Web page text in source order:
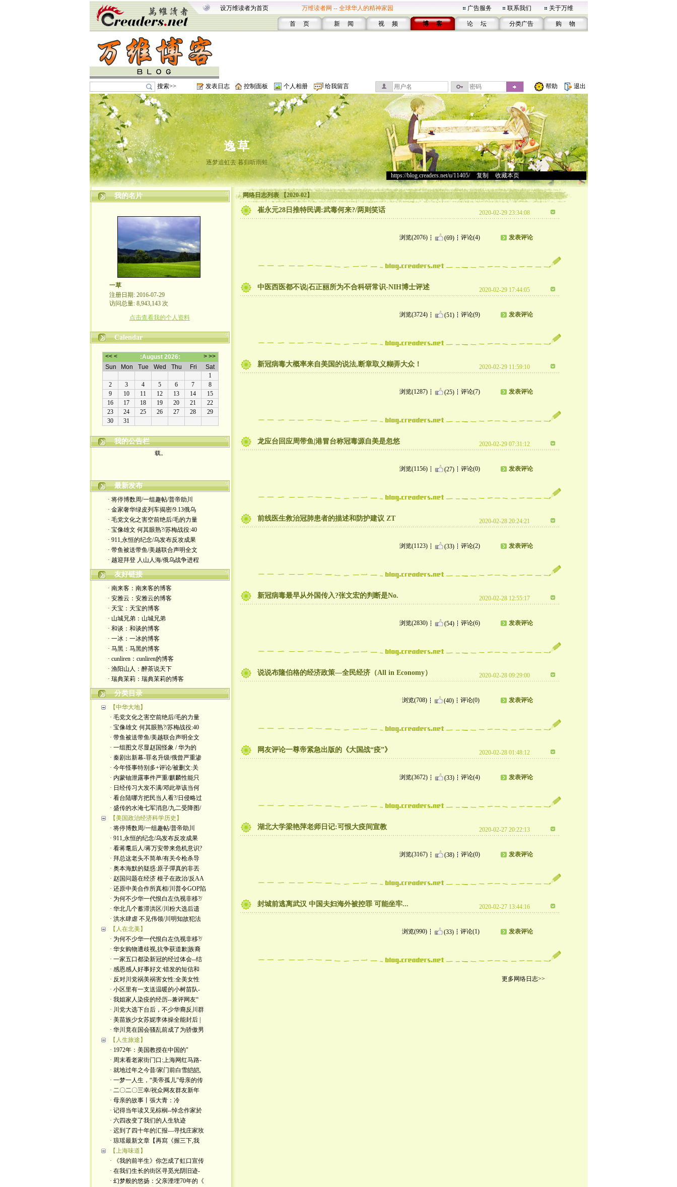
设万维读者为首页 万维读者网 -- 全球华人的精神家园 广告服务 联系我们 关于万维
首 页 新 闻 视 频 博 客 论 坛 分类广告 购 物
搜索>> 发表日志 控制面板 个人相册 给我留言 帮助 退出
逸草
逐梦追虹去 暮归听雨蛙
https://blog.creaders.net/u/11405/> 复制 收藏本页
我的名片
一草
注册日期: 2016-07-29
访问总量: 8,943,143 次
点击查看我的个人资料
Calendar
我的公告栏
本博客原创文章版权属作者所有, 未经许可不得转
载。
最新发布
· 将停博数周/一组趣帖/普帝助川
· 金家奢华绿皮列车揭密/9.13俄乌
· 毛党文化之害空前绝后/毛的力量
· 宝像雄文 何其眼熟?/苏梅战役:40
· 911,永恒的纪念/乌发布反攻成果
· 带鱼被送带鱼/美越联合声明全文
· 越迎拜登 人山人海/俄乌战争进程
友好链接
· 南来客：南来客的博客
· 安雅云：安雅云的博客
· 天宝：天宝的博客
· 山城兄弟：山城兄弟
· 和谈：和谈的博客
· 一冰：一冰的博客
· 马黑：马黑的博客
· cunliren：cunliren的博客
· 渔阳山人：醉茶说天下
· 瑞典茉莉：瑞典茉莉的博客
分类目录
【中华大地】
· 毛党文化之害空前绝后/毛的力量
· 宝像雄文 何其眼熟?/苏梅战役:40
· 带鱼被送带鱼/美越联合声明全文
· 一组图文尽显赵国怪象 / 华为的
· 秦剧出新幕-罪名升级/俄曾严重渗
· 今年怪事特别多+评论/被删文:关
· 内蒙铀泄露事件严重/麒麟性能只
· 日经传习大发不满/邓此举该当何
· 看台陆哪方把民当人看?/日侵略过
· 盛传的水淹七军消息/九二受降图/
【美国政治经济科学历史】
· 将停博数周/一组趣帖/普帝助川
· 911,永恒的纪念/乌发布反攻成果
· 看蒋耄后人/蒋万安带来危机意识?
· 拜总这老头不简单/有关今枪杀导
· 奥本海默的疑惑:原子彈真的非丟
· 赵国问题在经济 根子在政治/反AA
· 还原中美合作所真相/川普令GOP陷
· 为何不少华一代恨白左仇视非移?/
· 华北几个蓄滞洪区/川粉大选后遗
· 洪水肆虐 不见伟领/川明知故犯法
【人在北美】
· 为何不少华一代恨白左仇视非移?/
· 华女购物遭歧视,抗争获道歉|族裔
· 一家五口都染新冠的经过体会--结
· 感恩感人好事好文:错发的短信和
· 反对川党祸美祸害女性:全美女性
· 小区里有一支送温暖的小树苗队-
· 我姐家人染疫的经历--兼评网友“
· 川党大选下台后，不少华裔反川群
· 美苗族少女苏妮李体操全能封后 |
· 华川竟在国会骚乱前成了为骄傲男
【人生旅途】
· 1972年：美国教授在中国的"
· 周末看老家街门口:上海网红马路-
· 就地过年之今昔/家门前白雪皑皑,
· 一梦一人生，“美帝孤儿”母亲的传
· 二〇二〇三幸/祝众网友群友新年
· 母亲的故事丨張大青：​冷
· 记得当年读又见棕榈--悼念作家於
· 六四改变了我们的人生轨迹
· 迟到了四十年的汇报—寻找庄家玫
· 琼瑶最新文章【再寫《握三下,我
【上海味道】
· 《我的前半生》你怎成了虹口宣传
· 在我们生长的街区寻觅光阴旧迹-
· 幻梦般的悠扬：父亲湮埋70年的《
网络日志列表 【2020-02】
崔永元28日推特民调:武毒何来?/两则笑话 2020-02-29 23:34:08
浏览(2076) (69) 评论(4) 发表评论
中医西医都不说|石正丽所为不合科研常识-NIH博士评述 2020-02-29 17:44:05
浏览(3724) (51) 评论(9) 发表评论
新冠病毒大概率来自美国的说法,断章取义糊弄大众！ 2020-02-29 11:59:10
浏览(1287) (25) 评论(7) 发表评论
龙应台回应周带鱼|港冒台称冠毒源自美是忽悠 2020-02-29 07:31:12
浏览(1156) (27) 评论(0) 发表评论
前线医生救治冠肺患者的描述和防护建议 ZT 2020-02-28 20:24:21
浏览(1123) (33) 评论(2) 发表评论
新冠病毒最早从外国传入?张文宏的判断是No. 2020-02-28 12:55:17
浏览(2830) (54) 评论(6) 发表评论
说说布隆伯格的经济政策—全民经济（All in Economy） 2020-02-28 09:29:00
浏览(708) (40) 评论(0) 发表评论
网友评论一尊帝紧急出版的《大国战“疫”》 2020-02-28 01:48:12
浏览(3672) (33) 评论(4) 发表评论
湖北大学梁艳萍老师日记:可恨大疫间宣教 2020-02-27 20:22:13
浏览(3167) (38) 评论(0) 发表评论
封城前逃离武汉 中国夫妇海外被控罪 可能坐牢... 2020-02-27 13:44:16
浏览(990) (33) 评论(1) 发表评论
更多网络日志>>